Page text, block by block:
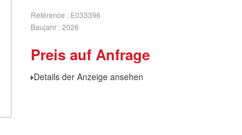
Référence
E033396
Baujahr 2026
Preis auf Anfrage
Details der Anzeige ansehen